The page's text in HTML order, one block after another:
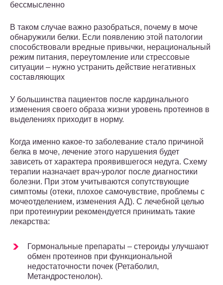
бессмысленно
В таком случае важно разобраться, почему в моче
обнаружили белки. Если появлению этой патологии
способствовали вредные привычки, нерациональный
режим питания, переутомление или стрессовые
ситуации – нужно устранить действие негативных
составляющих
У большинства пациентов после кардинального
изменения своего образа жизни уровень протеинов в
выделениях приходит в норму.
Когда именно какое-то заболевание стало причиной
белка в моче, лечение этого нарушения будет
зависеть от характера проявившегося недуга. Схему
терапии назначает врач-уролог после диагностики
болезни. При этом учитываются сопутствующие
симптомы (отеки, плохое самочувствие, проблемы с
мочеотделением, изменения АД). С лечебной целью
при протеинурии рекомендуется принимать такие
лекарства:
Гормональные препараты – стероиды улучшают
обмен протеинов при функциональной
недостаточности почек (Ретаболил,
Метандростенолон).